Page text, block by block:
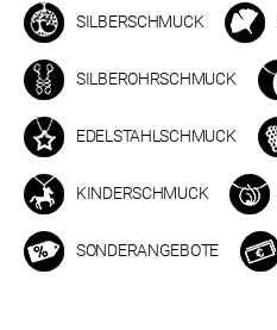
SILBERSCHMUCK
SILBEROHRSCHMUCK
EDELSTAHLSCHMUCK
KINDERSCHMUCK
SONDERANGEBOTE